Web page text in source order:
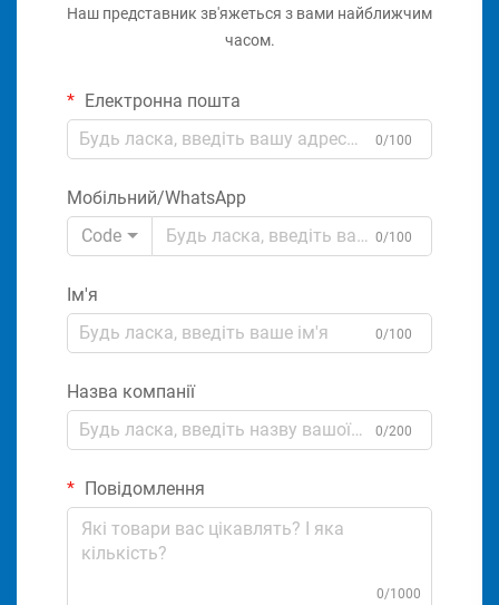
Наш представник зв'яжеться з вами найближчим
часом.
Електронна пошта
0/100
Мобільний/WhatsApp
Code
0/100
Ім'я
0/100
Назва компанії
0/200
Повідомлення
0/1000